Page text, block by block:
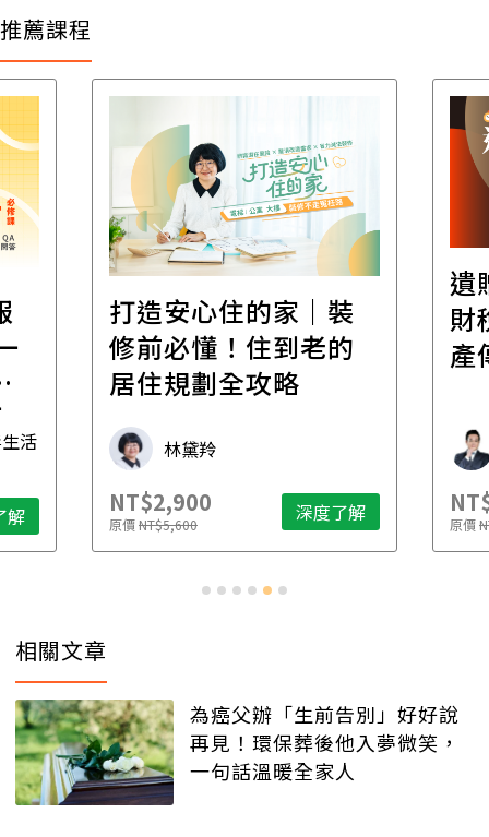
推薦課程
活
解
打造安心住的家｜裝
修前必懂！住到老的
居住規劃全攻略
林黛羚
NT$2,900
原價NT$5,600 深度了解
遺
財
產
原價
相關文章
為癌父辦「生前告別」好好說
再見！環保葬後他入夢微笑，
一句話溫暖全家人